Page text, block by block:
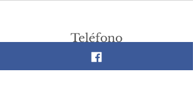
Teléfono
55 26 89 13 14